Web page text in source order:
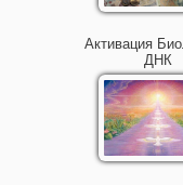
Активация
ДНК